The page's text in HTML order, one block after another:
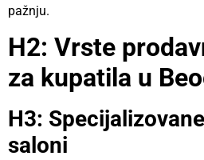
pažnju.
H2: Vrste
za kupatila u
H3:
saloni